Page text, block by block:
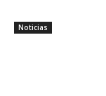
Noticias